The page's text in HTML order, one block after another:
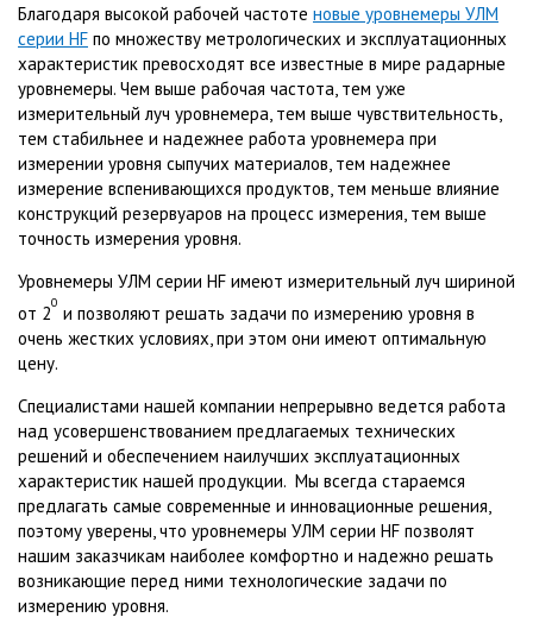
Благодаря высокой рабочей частоте новые уровнемеры УЛМ
серии HF по множеству метрологических и эксплуатационных
характеристик превосходят все известные в мире радарные
уровнемеры. Чем выше рабочая частота, тем уже
измерительный луч уровнемера, тем выше чувствительность,
тем стабильнее и надежнее работа уровнемера при
измерении уровня сыпучих материалов, тем надежнее
измерение вспенивающихся продуктов, тем меньше влияние
конструкций резервуаров на процесс измерения, тем выше
точность измерения уровня.
Уровнемеры УЛМ серии HF имеют измерительный луч шириной
от 2
0
и позволяют решать задачи по измерению уровня в
очень жестких условиях, при этом они имеют оптимальную
цену.
Специалистами нашей компании непрерывно ведется работа
над усовершенствованием предлагаемых технических
решений и обеспечением наилучших эксплуатационных
характеристик нашей продукции. Мы всегда стараемся
предлагать самые современные и инновационные решения,
поэтому уверены, что уровнемеры УЛМ серии HF позволят
нашим заказчикам наиболее комфортно и надежно решать
возникающие перед ними технологические задачи по
измерению уровня.